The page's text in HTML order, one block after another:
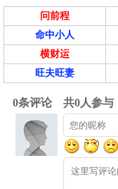
问前程
命中小人
横财运
旺夫旺妻